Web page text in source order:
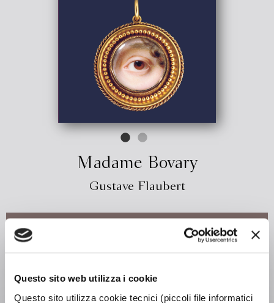
Questo sito web utilizza i cookie
Questo sito utilizza cookie tecnici (piccoli file informatici
Madame Bovary
Gustave Flaubert
Nel 1848, anno di proteste e sommosse in Francia, la
cittadina di Rouen viene scossa da un fatto di cronaca: una